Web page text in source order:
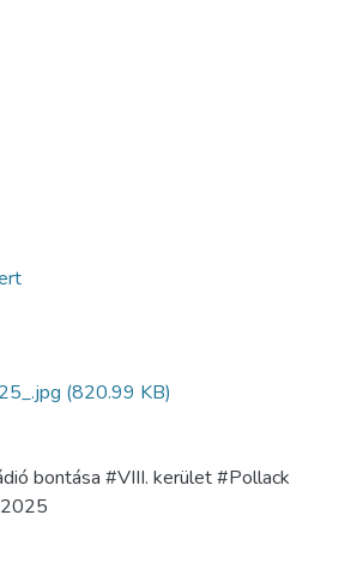
(820.99 KB)
bontása #VIII. kerület #Pollack